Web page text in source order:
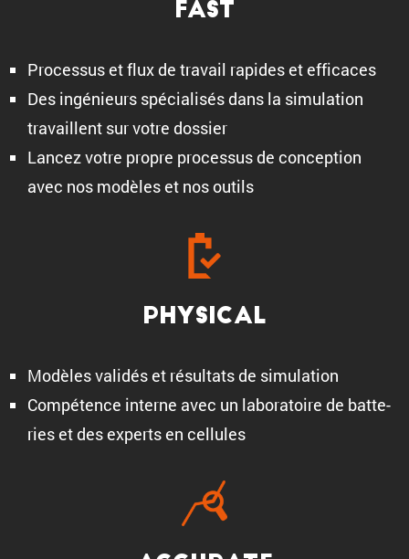
Fast
Processus et flux de travail rapides et efficaces
Des ingénieurs spécia­lisés dans la simula­tion
travaillent sur votre dossier
Lancez votre propre processus de concep­tion
avec nos modèles et nos outils
Physical
Modèles validés et résul­tats de simulation
Compé­tence interne avec un labora­toire de batte­
ries et des experts en cellules